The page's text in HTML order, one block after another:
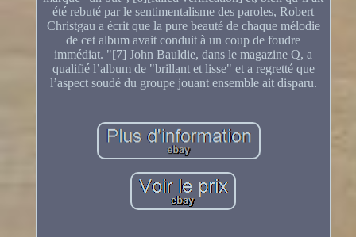
été rebuté par le sentimentalisme des paroles, Robert
Christgau a écrit que la pure beauté de chaque mélodie
de cet album avait conduit à un coup de foudre
immédiat. "[7] John Bauldie, dans le magazine Q, a
qualifié l’album de "brillant et lisse" et a regretté que
l’aspect soudé du groupe jouant ensemble ait disparu.